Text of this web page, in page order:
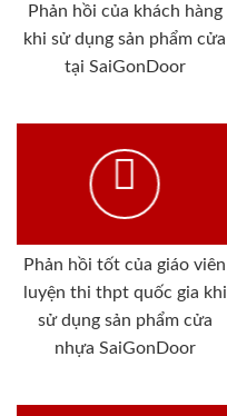
Phản hồi của khách hàng
khi sử dụng sản phẩm cửa
tại SaiGonDoor
Phản hồi tốt của giáo viên
luyện thi thpt quốc gia khi
sử dụng sản phẩm cửa
nhựa SaiGonDoor